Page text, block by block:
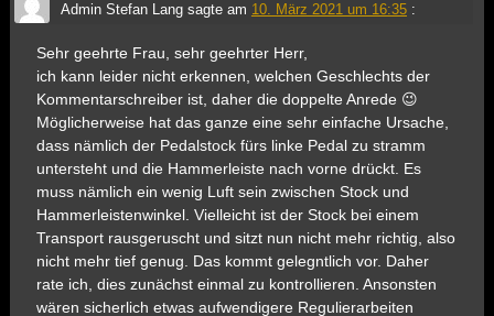
Admin Stefan Langsagte am 10. März 2021 um 16:35 :
Sehr geehrte Frau, sehr geehrter Herr,
ich kann leider nicht erkennen, welchen Geschlechts der
Kommentarschreiber ist, daher die doppelte Anrede 😉
Möglicherweise hat das ganze eine sehr einfache Ursache,
dass nämlich der Pedalstock fürs linke Pedal zu stramm
untersteht und die Hammerleiste nach vorne drückt. Es
muss nämlich ein wenig Luft sein zwischen Stock und
Hammerleistenwinkel. Vielleicht ist der Stock bei einem
Transport rausgeruscht und sitzt nun nicht mehr richtig, also
nicht mehr tief genug. Das kommt gelegntlich vor. Daher
rate ich, dies zunächst einmal zu kontrollieren. Ansonsten
wären sicherlich etwas aufwendigere Regulierarbeiten